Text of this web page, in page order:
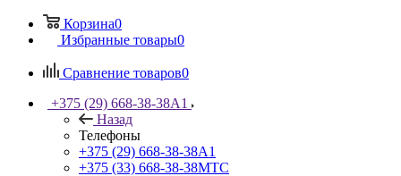
Корзина0
Избранные товары0
Сравнение товаров0
+375 (29) 668-38-38A1
Назад
Телефоны
+375 (29) 668-38-38A1
+375 (33) 668-38-38МТС